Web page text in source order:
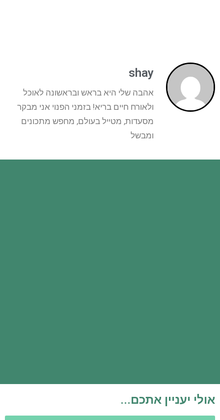
shay
אהבה שלי היא בראש ובראשונה לאוכל
ולאורח חיים בריא! בזמני הפנוי אני מבקר
מסעדות, מטייל בעולם, מחפש מתכונים
ומבשל
אולי יעניין אתכם...